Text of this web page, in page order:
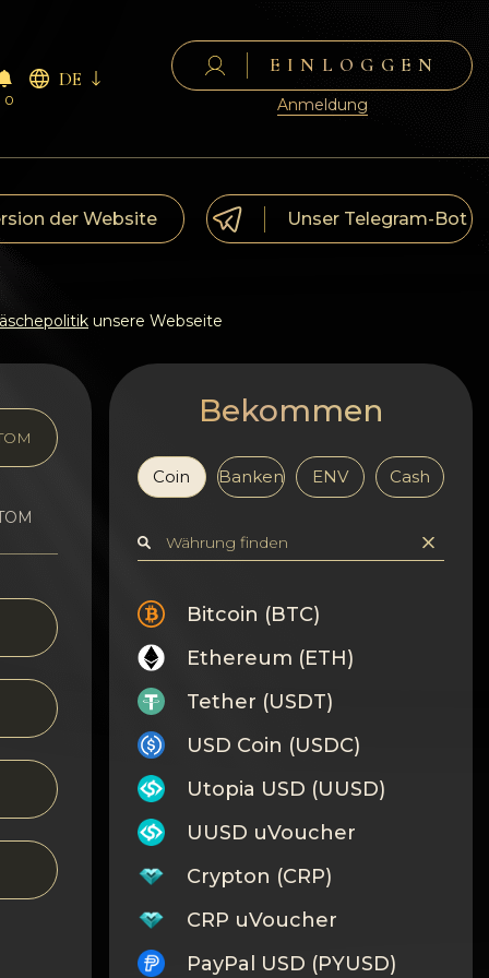
0
DE
EINLOGGEN
Anmeldung
der Website Unser Telegram-Bot
unsere Webseite
Bekommen
Coin Banken ENV Cash
Bitcoin (BTC)
Ethereum (ETH)
Tether (USDT)
USD Coin (USDC)
Utopia USD (UUSD)
UUSD uVoucher
Crypton (CRP)
CRP uVoucher
PayPal USD (PYUSD)